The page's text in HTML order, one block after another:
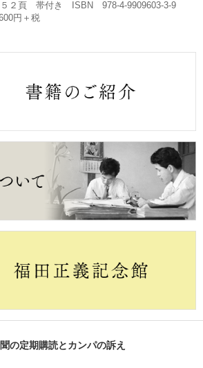
２頁 帯付き ISBN 978-4-9909603-3-9
円＋税
の定期購読とカンパの訴え